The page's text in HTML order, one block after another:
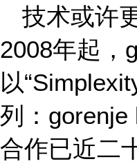
技术或许
2008年起，
以
列：
合作已近二